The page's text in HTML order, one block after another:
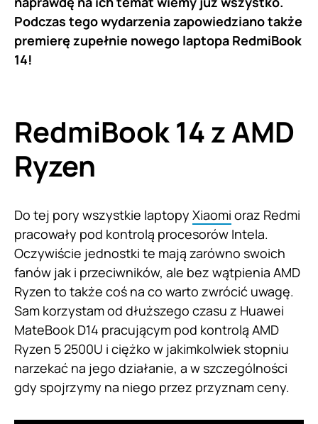
Podczas tego wydarzenia zapowiedziano także
premierę zupełnie nowego laptopa RedmiBook
14!
RedmiBook 14 z AMD
Ryzen
Do tej pory wszystkie laptopy Xiaomi oraz Redmi
pracowały pod kontrolą procesorów Intela.
Oczywiście jednostki te mają zarówno swoich
fanów jak i przeciwników, ale bez wątpienia AMD
Ryzen to także coś na co warto zwrócić uwagę.
Sam korzystam od dłuższego czasu z Huawei
MateBook D14 pracującym pod kontrolą AMD
Ryzen 5 2500U i ciężko w jakimkolwiek stopniu
narzekać na jego działanie, a w szczególności
gdy spojrzymy na niego przez przyznam ceny.